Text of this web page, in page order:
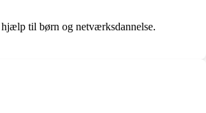
til børn og netværksdannelse.